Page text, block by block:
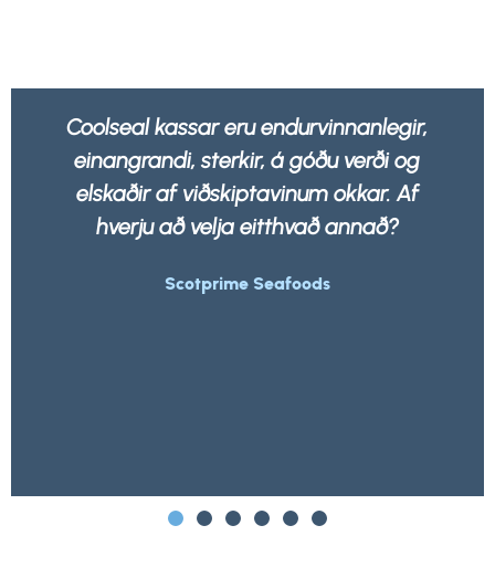
Okkur líður betur að vita að allar umbúðir
okkar eru ekki aðeins sterkar og sterkar
heldur 100% endurvinnanlegar af hvaða
úrgangsfyrirtæki sem er.
Morrisons